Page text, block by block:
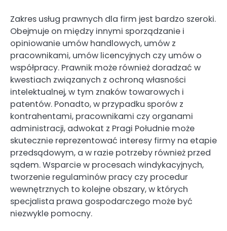
Zakres usług prawnych dla firm jest bardzo szeroki.
Obejmuje on między innymi sporządzanie i
opiniowanie umów handlowych, umów z
pracownikami, umów licencyjnych czy umów o
współpracy. Prawnik może również doradzać w
kwestiach związanych z ochroną własności
intelektualnej, w tym znaków towarowych i
patentów. Ponadto, w przypadku sporów z
kontrahentami, pracownikami czy organami
administracji, adwokat z Pragi Południe może
skutecznie reprezentować interesy firmy na etapie
przedsądowym, a w razie potrzeby również przed
sądem. Wsparcie w procesach windykacyjnych,
tworzenie regulaminów pracy czy procedur
wewnętrznych to kolejne obszary, w których
specjalista prawa gospodarczego może być
niezwykle pomocny.